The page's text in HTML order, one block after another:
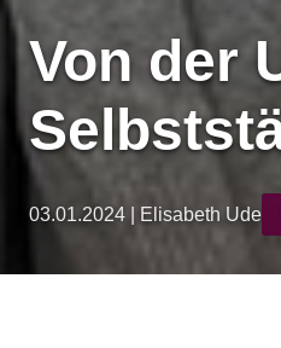
Von der
03.01.2024 | Elisabeth Ude